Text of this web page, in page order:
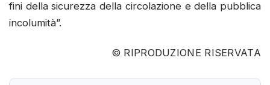
fini della sicurezza della circolazione e della pubblica
incolumità”.
© RIPRODUZIONE RISERVATA